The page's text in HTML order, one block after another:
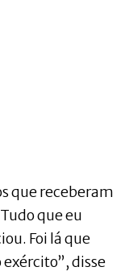
que receberam
que eu
Foi lá que
disse